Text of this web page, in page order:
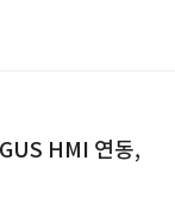
HMI 연동,